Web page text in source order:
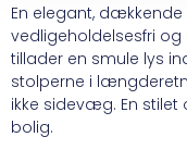
En elegant,
vedligeholdelsesfri
tillader en smule lys
stolperne i
ikke sidevæg. En
bolig.